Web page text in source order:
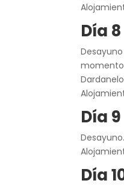
Día
Día 9
Día